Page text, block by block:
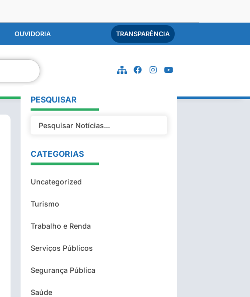
OUVIDORIA TRANSPARÊNCIA
PESQUISAR
CATEGORIAS
Uncategorized
Turismo
Trabalho e Renda
Serviços Públicos
Segurança Pública
Saúde